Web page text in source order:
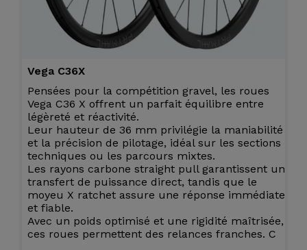
Vega C36X
Pensées pour la compétition gravel, les roues
Vega C36 X offrent un parfait équilibre entre
légèreté et réactivité.
Leur hauteur de 36 mm privilégie la maniabilité
et la précision de pilotage, idéal sur les sections
techniques ou les parcours mixtes.
Les rayons carbone straight pull garantissent un
transfert de puissance direct, tandis que le
moyeu X ratchet assure une réponse immédiate
et fiable.
Avec un poids optimisé et une rigidité maîtrisée,
ces roues permettent des relances franches. C